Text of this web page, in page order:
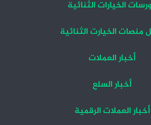
الخيارات الثنائية
منصات الخيارت الثنائية
أخبار العملات
أخبار السلع
أخبار العملات الرقمية